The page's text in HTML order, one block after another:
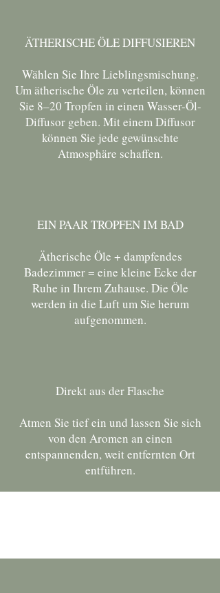
ÄTHERISCHE ÖLE DIFFUSIEREN
Wählen Sie Ihre Lieblingsmischung.
Um ätherische Öle zu verteilen, können
Sie 8–20 Tropfen in einen Wasser-Öl-
Diffusor geben. Mit einem Diffusor
können Sie jede gewünschte
Atmosphäre schaffen.
EIN PAAR TROPFEN IM BAD
Ätherische Öle + dampfendes
Badezimmer = eine kleine Ecke der
Ruhe in Ihrem Zuhause. Die Öle
werden in die Luft um Sie herum
aufgenommen.
Direkt aus der Flasche
Atmen Sie tief ein und lassen Sie sich
von den Aromen an einen
entspannenden, weit entfernten Ort
entführen.